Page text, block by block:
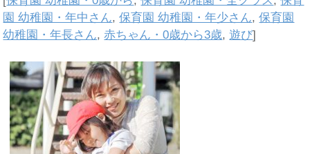
園 幼稚園・年中さん,保育園 幼稚園・年少さん,保育園
幼稚園・年長さん,赤ちゃん・0歳から3歳,遊び]